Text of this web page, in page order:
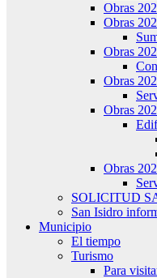
Obras
Obras
Obras
Obras
Obras
Obras
SOLICITUD
San Isidro
Municipio
El tiempo
Turismo
Para